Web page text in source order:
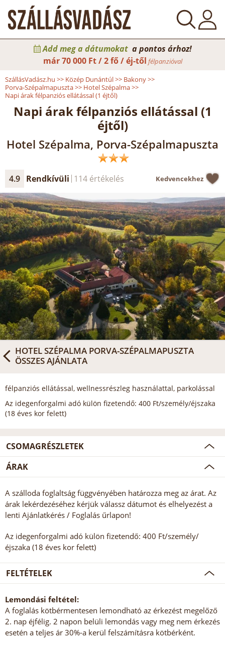
Add meg a dátumokat a pontos árhoz!
már70 000 Ft / 2 fő / éj-től félpanzióval
SzállásVadász.hu >> Közép Dunántúl>> Bakony>>
Porva-Szépalmapuszta>> Hotel Szépalma>>
Napi árak félpanziós ellátással (1 éjtől)
Napi árak félpanziós ellátással (1
éjtől)
Hotel Szépalma, Porva-Szépalmapuszta
4.9 Rendkívüli 114 értékelés Kedvencekhez
HOTEL SZÉPALMA PORVA-SZÉPALMAPUSZTA
ÖSSZES AJÁNLATA
félpanziós ellátással, wellnessrészleg használattal, parkolással
Az idegenforgalmi adó külön fizetendő: 400 Ft/személy/éjszaka
(18 éves kor felett)
CSOMAGRÉSZLETEK
ÁRAK
A szálloda foglaltság függvényében határozza meg az árat. Az
árak lekérdezéséhez kérjük válassz dátumot és elhelyezést a
lenti Ajánlatkérés / Foglalás űrlapon!
Az idegenforgalmi adó külön fizetendő: 400 Ft/személy/
éjszaka (18 éves kor felett)
FELTÉTELEK
Lemondási feltétel:
A foglalás kötbérmentesen lemondható az érkezést megelőző
2. nap éjfélig. 2 napon belüli lemondás vagy meg nem érkezés
esetén a teljes ár 30%-a kerül felszámításra kötbérként.